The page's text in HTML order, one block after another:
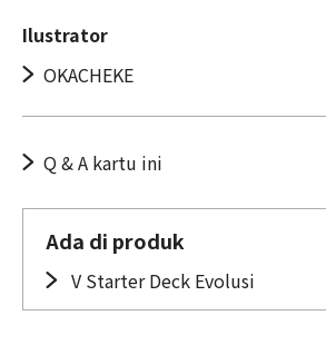
Ilustrator
OKACHEKE
Q & A kartu ini
Ada di produk
V Starter Deck Evolusi